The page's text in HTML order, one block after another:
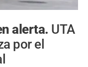
alerta. UTA
por el